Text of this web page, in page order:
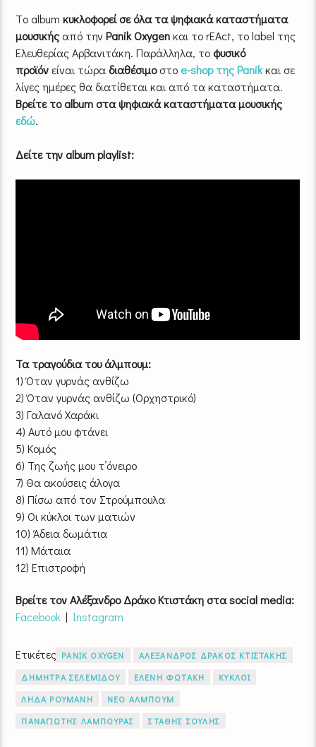
Tο albumκυκλοφορεί σε όλα τα ψηφιακά καταστήματα
μουσικής από τηνPanik Oxygenκαι το rEAct, το label της
Ελευθερίας Αρβανιτάκη. Παράλληλα, τοφυσικό
προϊόνείναι τώρα διαθέσιμοστο e-shop της Panikκαι σε
λίγες ημέρες θα διατίθεται και από τα καταστήματα.
Βρείτε το album στα ψηφιακά καταστήματα μουσικής
εδώ.
Δείτε την album playlist:
Τα τραγούδια του άλμπουμ:
1) Όταν γυρνάς ανθίζω
2) Όταν γυρνάς ανθίζω (Ορχηστρικό)
3) Γαλανό Χαράκι
4) Αυτό μου φτάνει
5) Κομός
6) Της ζωής μου τ’όνειρο
7) Θα ακούσεις άλογα
8) Πίσω από τον Στρούμπουλα
9) Οι κύκλοι των ματιών
10) Άδεια δωμάτια
11) Μάταια
12) Επιστροφή
Βρείτε τον Αλέξανδρο Δράκο Κτιστάκη στα social media:
Facebook | Instagram
Ετικέτες PANIK OXYGEN
ΑΛΕΞΑΝΔΡΟΣ ΔΡΑΚΟΣ ΚΤΙΣΤΑΚΗΣ
ΔΗΜΗΤΡΑ ΣΕΛΕΜΙΔΟΥ
ΕΛΕΝΗ ΦΩΤΑΚΗ
ΚΥΚΛΟΙ
ΛΗΔΑ ΡΟΥΜΑΝΗ
ΝΕΟ ΑΛΜΠΟΥΜ
ΠΑΝΑΓΙΩΤΗΣ ΛΑΜΠΟΥΡΑΣ
ΣΤΑΘΗΣ ΣΟΥΛΗΣ